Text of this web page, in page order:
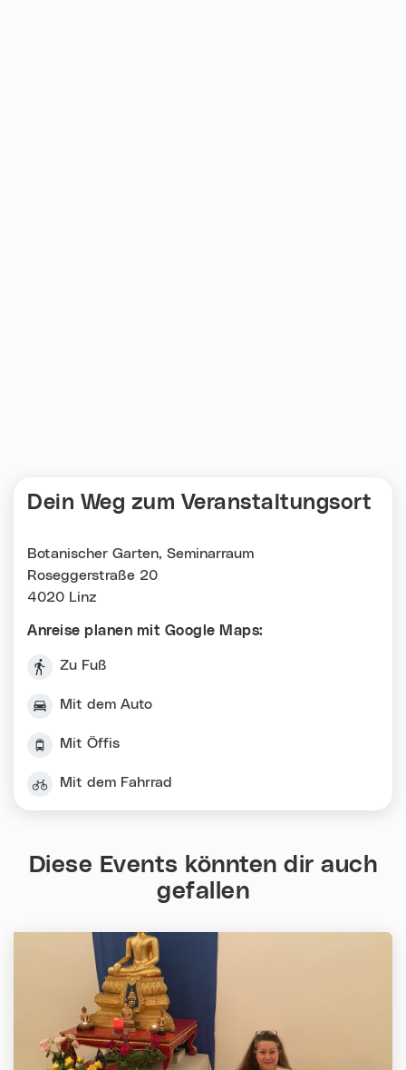
Dein Weg zum Veranstaltungsort
Botanischer Garten, Seminarraum
Roseggerstraße 20
4020 Linz
Anreise planen mit Google Maps:
Zu Fuß
Mit dem Auto
Mit Öffis
Mit dem Fahrrad
Diese Events könnten dir auch
gefallen